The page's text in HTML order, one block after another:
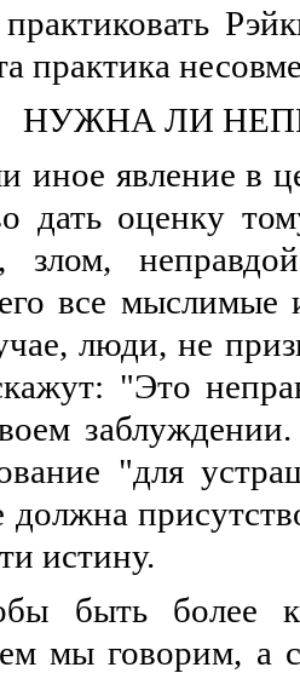
практика
НУЖНА ЛИ
иное явление в
дать оценку
злом,
все
люди, не
"Это
"для
истину.
быть более
мы говорим, а